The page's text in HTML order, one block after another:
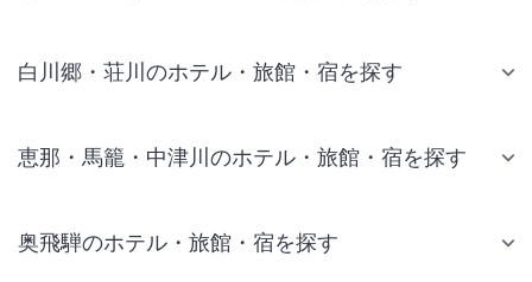
白川郷・荘川のホテル・旅館・宿を探す
恵那・馬籠・中津川のホテル・旅館・宿を探す
奥飛騨のホテル・旅館・宿を探す